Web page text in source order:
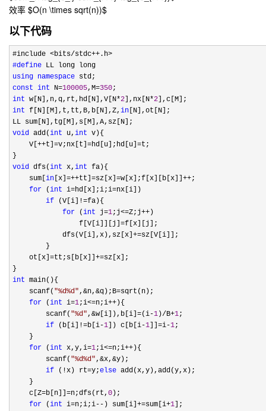
效率 $O(n \times sqrt(n))$
以下代码
#define
using namespace
const int N=100005,M=350
int w[N],n,q,rt,hd[N],V[N*2 ],nx[N*2
int f[N][M],t,tt,B,b[N],Z, in [N],ot[N];
void add(int u, int v){
    V[
++t]=v;nx[t]=hd[u];hd[u]=t;
void dfs(int x, int fa){
    sum[
in [x]=++tt]=sz[x]=w[x];f[x][b[x]]++;
for (int i=hd[x];i;i=nx[i])
if (V[i]!=fa){
for (int j=1;j<=Z;j++ )
                f[V[i]][j]
=f[x][j];
            dfs(V[i],x),sz[x]
+=sz[V[i]];
        }
    ot[x]
=tt;s[b[x]]+=sz[x];
int main(){
    scanf(
"%d%d",&n,&q);B=sqrt(n);
for (int i=1;i<=n;i++ ){
        scanf(
"%d",&w[i]),b[i]=(i-1 )/B+1;
if (b[i]!=b[i-1 ]) c[b[i-1 ]]=i-1;
    }
for (int x,y,i=1;i<=n;i++ ){
        scanf(
"%d%d",&x,&y);
if (!x) rt=y;else add(x,y),add(y,x);
    }
    c[Z
=b[n]]=n;dfs(rt, 0 );
for (int i=n;i;i--) sum[i]+=sum[i+1 ];